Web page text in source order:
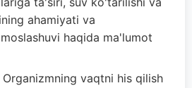
ahamiyati va
haqida ma'lumot
Organizmning vaqtni his qilish